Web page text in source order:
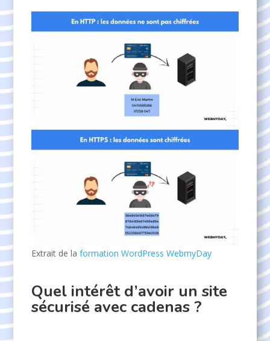
Extrait de laformation WordPress WebmyDay
Quel intérêt d’avoir un site
sécurisé avec cadenas ?